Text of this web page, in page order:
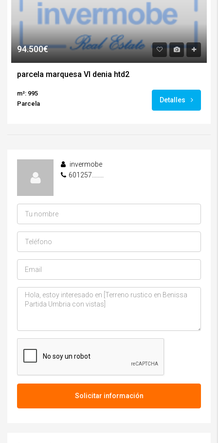
94.500€
parcela marquesa VI denia htd2
m²: 995
Parcela
Detalles
invermobe
601257........
Solicitar información